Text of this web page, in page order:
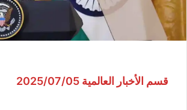
قسم الأخبار العالمية 2025/07/05